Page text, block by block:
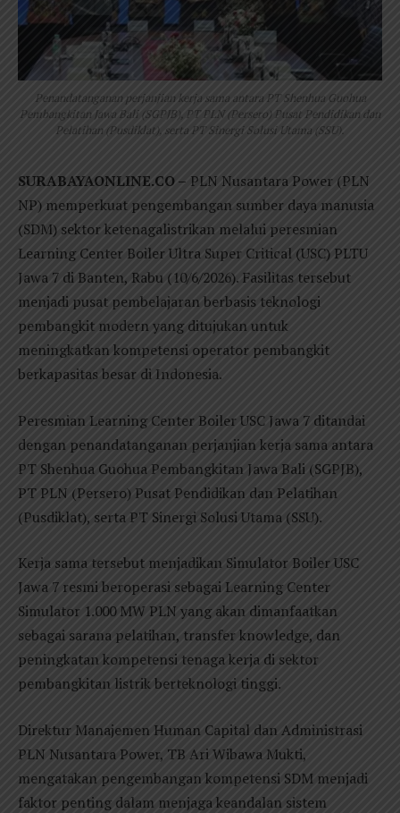
Penandatanganan perjanjian kerja sama antara PT Shenhua Guohua
Pembangkitan Jawa Bali (SGPJB), PT PLN (Persero) Pusat Pendidikan dan
Pelatihan (Pusdiklat), serta PT Sinergi Solusi Utama (SSU).
SURABAYAONLINE.CO – PLN Nusantara Power (PLN
NP) memperkuat pengembangan sumber daya manusia
(SDM) sektor ketenagalistrikan melalui peresmian
Learning Center Boiler Ultra Super Critical (USC) PLTU
Jawa 7 di Banten, Rabu (10/6/2026). Fasilitas tersebut
menjadi pusat pembelajaran berbasis teknologi
pembangkit modern yang ditujukan untuk
meningkatkan kompetensi operator pembangkit
berkapasitas besar di Indonesia.
Peresmian Learning Center Boiler USC Jawa 7 ditandai
dengan penandatanganan perjanjian kerja sama antara
PT Shenhua Guohua Pembangkitan Jawa Bali (SGPJB),
PT PLN (Persero) Pusat Pendidikan dan Pelatihan
(Pusdiklat), serta PT Sinergi Solusi Utama (SSU).
Kerja sama tersebut menjadikan Simulator Boiler USC
Jawa 7 resmi beroperasi sebagai Learning Center
Simulator 1.000 MW PLN yang akan dimanfaatkan
sebagai sarana pelatihan, transfer knowledge, dan
peningkatan kompetensi tenaga kerja di sektor
pembangkitan listrik berteknologi tinggi.
Direktur Manajemen Human Capital dan Administrasi
PLN Nusantara Power, TB Ari Wibawa Mukti,
mengatakan pengembangan kompetensi SDM menjadi
faktor penting dalam menjaga keandalan sistem